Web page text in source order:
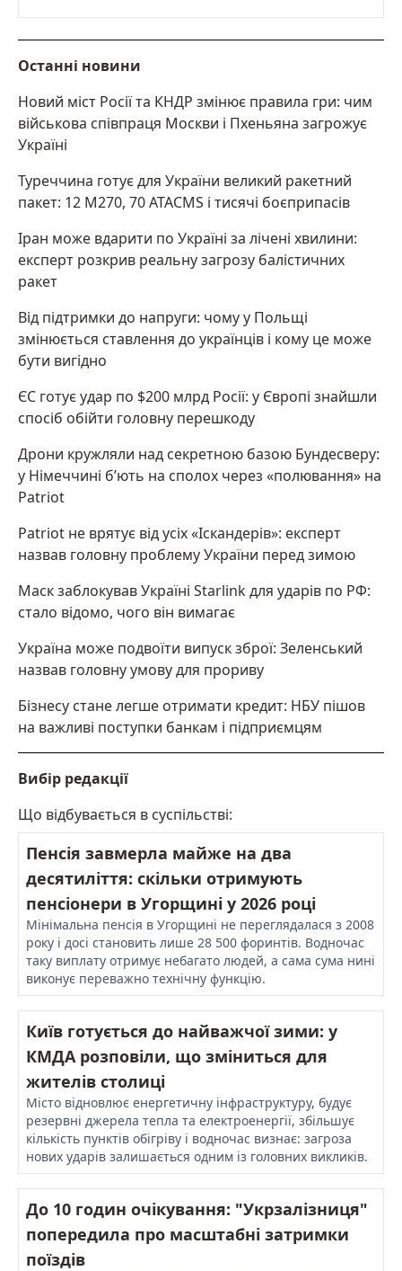
Останні новини
Новий міст Росії та КНДР змінює правила гри: чим
військова співпраця Москви і Пхеньяна загрожує
Україні
Туреччина готує для України великий ракетний
пакет: 12 M270, 70 ATACMS і тисячі боєприпасів
Іран може вдарити по Україні за лічені хвилини:
експерт розкрив реальну загрозу балістичних
ракет
Від підтримки до напруги: чому у Польщі
змінюється ставлення до українців і кому це може
бути вигідно
ЄС готує удар по $200 млрд Росії: у Європі знайшли
спосіб обійти головну перешкоду
Дрони кружляли над секретною базою Бундесверу:
у Німеччині б’ють на сполох через «полювання» на
Patriot
Patriot не врятує від усіх «Іскандерів»: експерт
назвав головну проблему України перед зимою
Маск заблокував Україні Starlink для ударів по РФ:
стало відомо, чого він вимагає
Україна може подвоїти випуск зброї: Зеленський
назвав головну умову для прориву
Бізнесу стане легше отримати кредит: НБУ пішов
на важливі поступки банкам і підприємцям
Вибір редакції
Що відбувається в суспільстві:
Пенсія завмерла майже на два
десятиліття: скільки отримують
пенсіонери в Угорщині у 2026 році
Мінімальна пенсія в Угорщині не переглядалася з 2008
року і досі становить лише 28 500 форинтів. Водночас
таку виплату отримує небагато людей, а сама сума нині
виконує переважно технічну функцію.
Київ готується до найважчої зими: у
КМДА розповіли, що зміниться для
жителів столиці
Місто відновлює енергетичну інфраструктуру, будує
резервні джерела тепла та електроенергії, збільшує
кількість пунктів обігріву і водночас визнає: загроза
нових ударів залишається одним із головних викликів.
До 10 годин очікування: "Укрзалізниця"
попередила про масштабні затримки
поїздів